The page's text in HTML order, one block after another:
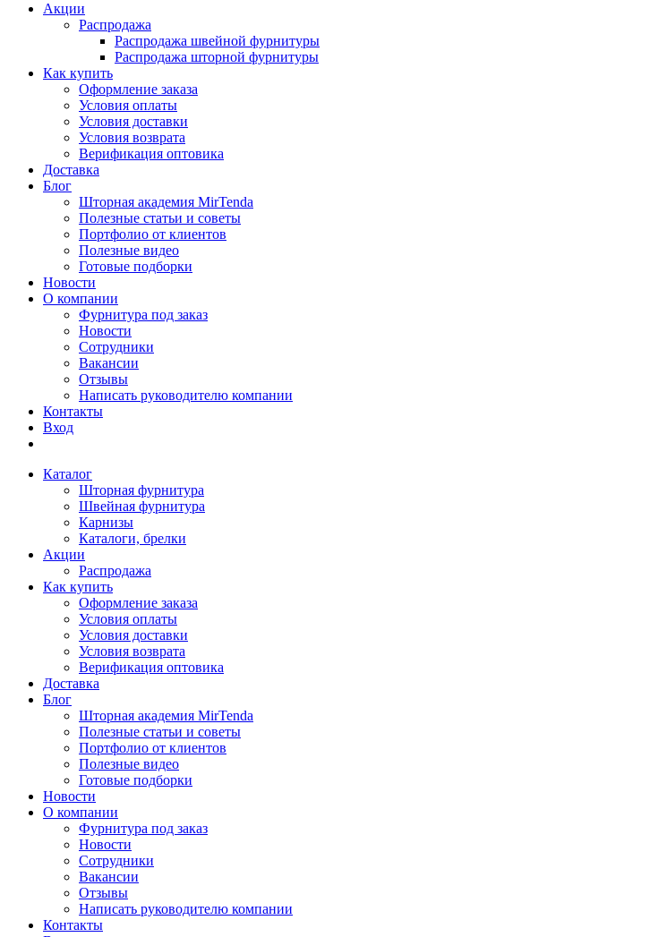
Акции
Распродажа
Распродажа швейной фурнитуры
Распродажа шторной фурнитуры
Как купить
Оформление заказа
Условия оплаты
Условия доставки
Условия возврата
Верификация оптовика
Доставка
Блог
Шторная академия MirTenda
Полезные статьи и советы
Портфолио от клиентов
Полезные видео
Готовые подборки
Новости
О компании
Фурнитура под заказ
Новости
Сотрудники
Вакансии
Отзывы
Написать руководителю компании
Контакты
Вход
Каталог
Шторная фурнитура
Швейная фурнитура
Карнизы
Каталоги, брелки
Акции
Распродажа
Как купить
Оформление заказа
Условия оплаты
Условия доставки
Условия возврата
Верификация оптовика
Доставка
Блог
Шторная академия MirTenda
Полезные статьи и советы
Портфолио от клиентов
Полезные видео
Готовые подборки
Новости
О компании
Фурнитура под заказ
Новости
Сотрудники
Вакансии
Отзывы
Написать руководителю компании
Контакты